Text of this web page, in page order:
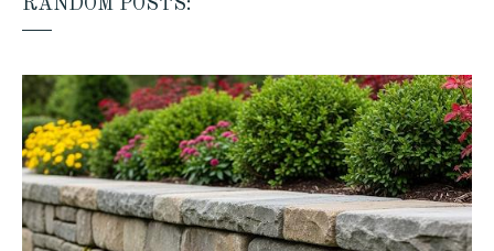
RANDOM POSTS: